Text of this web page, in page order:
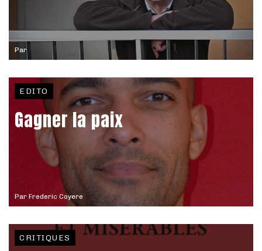
Par
Par Frederic Coyere
EDITO
Gagner la paix
CRITIQUES